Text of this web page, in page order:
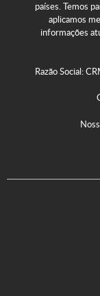
países. Temos
aplicamos
informações
Razão Social: